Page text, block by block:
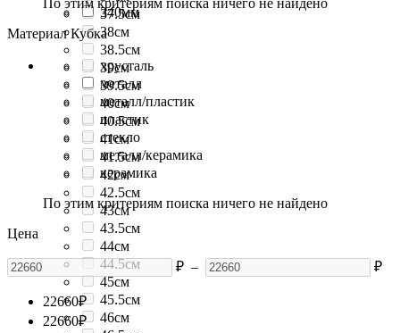
37.5см
38см
38.5см
39см
39.5см
40см
40.5см
41см
41.5см
42см
42.5см
43см
43.5см
44см
44.5см
45см
45.5см
46см
340мм
Материал Кубка
хрусталь
металл
металл/пластик
пластик
стекло
металл/керамика
керамика
По этим критериям поиска ничего не найдено
Цена
₽ – ₽
22660₽
22660₽